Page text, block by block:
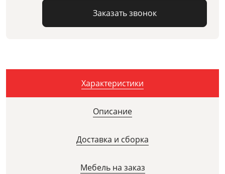
Заказать звонок
Характеристики
Описание
Доставка и сборка
Мебель на заказ